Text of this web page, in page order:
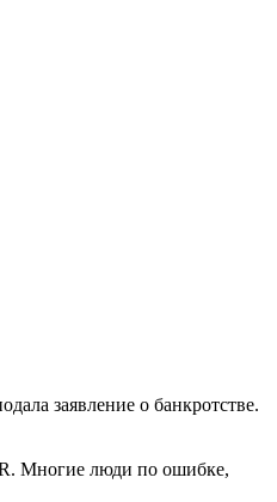
заявление о банкротстве.
Многие люди по ошибке,